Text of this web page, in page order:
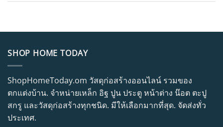
SHOP HOME TODAY
ShopHomeToday.om วัสดุก่อสร้างออนไลน์ รวมของ
ตกแต่งบ้าน. จำหน่ายเหล็ก อิฐ ปูน ประตู หน้าต่าง น๊อต ตะปู
สกรู และวัสดุก่อสร้างทุกชนิด. มีให้เลือกมากที่สุด. จัดส่งทั่ว
ประเทศ.